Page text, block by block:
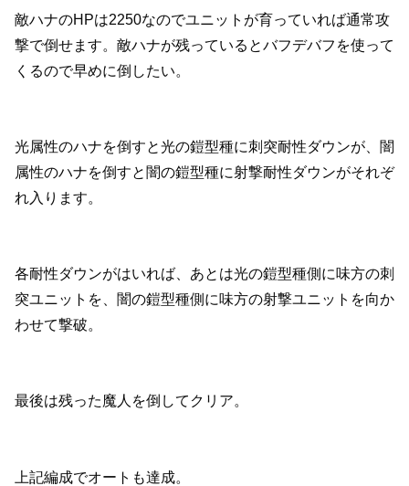
敵ハナのHPは2250なのでユニットが育っていれば通常攻
撃で倒せます。敵ハナが残っているとバフデバフを使って
くるので早めに倒したい。
光属性のハナを倒すと光の鎧型種に刺突耐性ダウンが、闇
属性のハナを倒すと闇の鎧型種に射撃耐性ダウンがそれぞ
れ入ります。
各耐性ダウンがはいれば、あとは光の鎧型種側に味方の刺
突ユニットを、闇の鎧型種側に味方の射撃ユニットを向か
わせて撃破。
最後は残った魔人を倒してクリア。
上記編成でオートも達成。